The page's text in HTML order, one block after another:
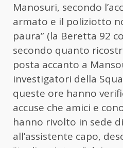
Manosuri, secondo
armato e il poliziotto
paura” (la Beretta 92
secondo quanto
posta accanto a
investigatori della
queste ore hanno
accuse che amici e
hanno rivolto in sede
all’assistente capo,